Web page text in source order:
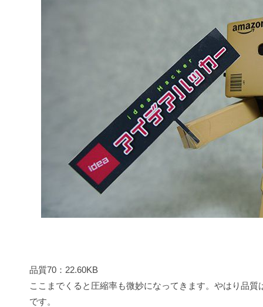
品質70：22.60KB
ここまでくると圧縮率も微妙になってきます。やはり品
です。